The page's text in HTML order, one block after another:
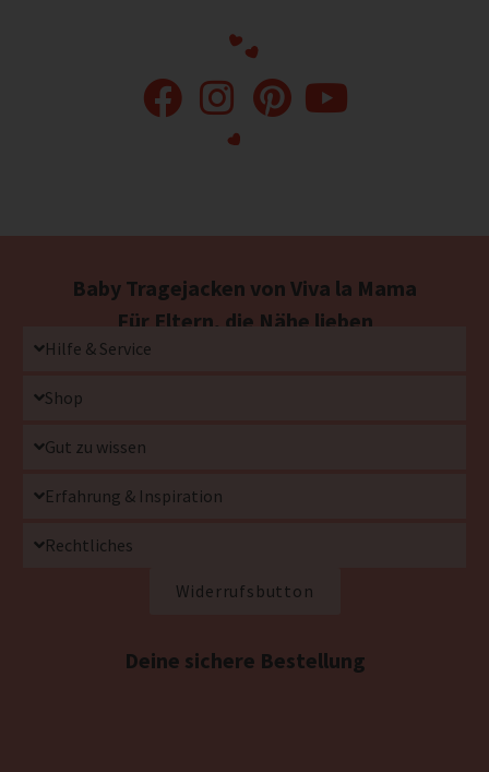
Baby Tragejacken von Viva la Mama
Für Eltern, die Nähe lieben
Hilfe & Service
Shop
Gut zu wissen
Erfahrung & Inspiration
Rechtliches
Widerrufsbutton
Deine sichere Bestellung